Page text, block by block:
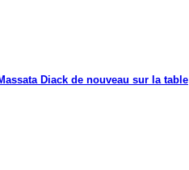
Diack de nouveau sur la table